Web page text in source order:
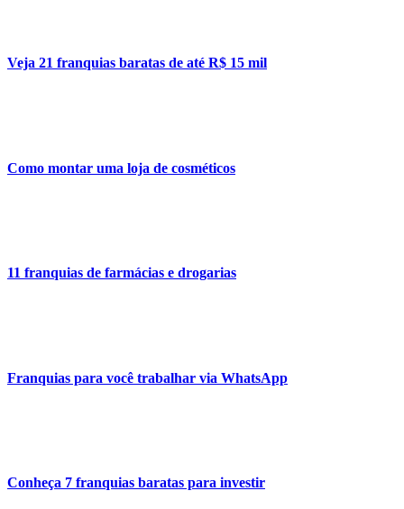
Veja 21 franquias baratas de até R$ 15 mil
Como montar uma loja de cosméticos
11 franquias de farmácias e drogarias
Franquias para você trabalhar via WhatsApp
Conheça 7 franquias baratas para investir